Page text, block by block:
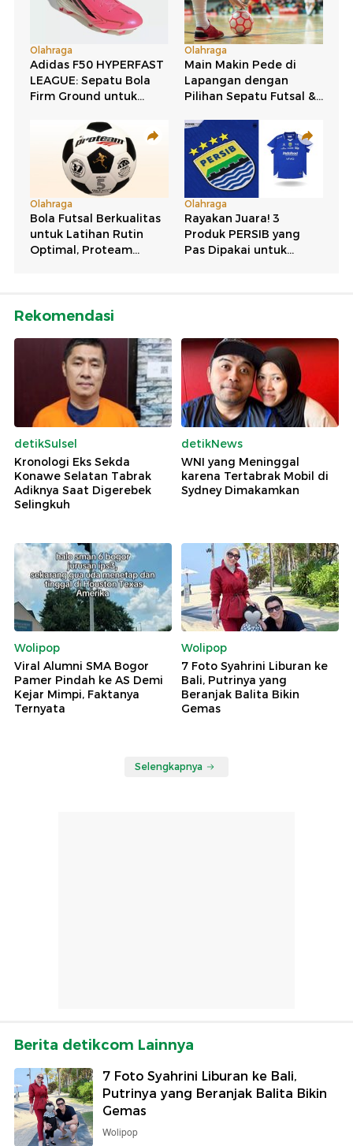
Rekomendasi
detikSulsel
Kronologi Eks Sekda
Konawe Selatan Tabrak
Adiknya Saat Digerebek
Selingkuh
detikNews
WNI yang Meninggal
karena Tertabrak Mobil di
Sydney Dimakamkan
Wolipop
Viral Alumni SMA Bogor
Pamer Pindah ke AS Demi
Kejar Mimpi, Faktanya
Ternyata
Wolipop
7 Foto Syahrini Liburan ke
Bali, Putrinya yang
Beranjak Balita Bikin
Gemas
Selengkapnya
Berita detikcom Lainnya
7 Foto Syahrini Liburan ke Bali,
Putrinya yang Beranjak Balita Bikin
Gemas
Wolipop